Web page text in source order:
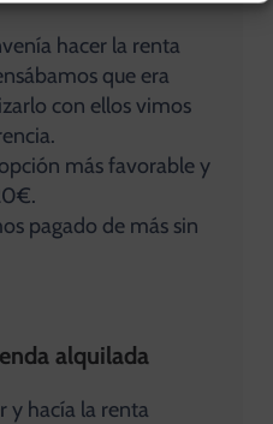
hacer la renta
que era
con ellos vimos
más favorable y
pagado de más sin
alquilada
y hacía la renta